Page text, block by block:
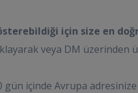
için size en
veya DM üzerinden
içinde Avrupa adresinize